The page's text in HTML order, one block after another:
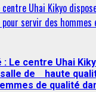
Uhai Kikyo
servir des hommes
: Le centre Uhai
salle de haute
de qualité